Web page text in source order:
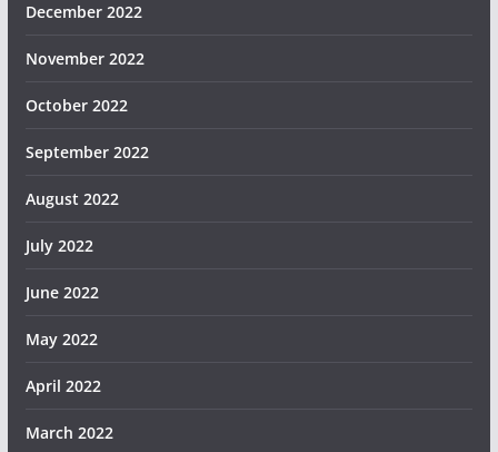
December 2022
November 2022
October 2022
September 2022
August 2022
July 2022
June 2022
May 2022
April 2022
March 2022